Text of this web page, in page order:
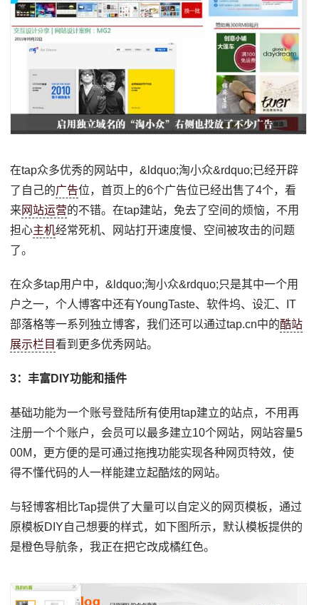
在tap众多优秀的网站中，&ldquo;淘小众&rdquo;已经开辟
了自己的广告位，首页上的6个广告位已经出售了4个，看
来网站运营的不错。在tap建站，免去了空间的烦恼，不用
担心主机经常死机、网站打开速度慢、空间被攻击的问题
了。
在众多tap用户中，&ldquo;淘小众&rdquo;只是其中一个用
户之一，个人博客中还有YoungTaste、软件坞、设汇、IT
部落格等一系列独立博客，我们还可以通过tap.cn中的酷站
展示栏目看到更多优秀网站。
3：丰富DIY功能和插件
基础功能为一个账号登陆所有使用tap建立的站点，不用再
注册一个个账户，会员可以最多建立10个网站，网站容量5
00M，更方便的是可通过拖拽功能实现各种网页特效，使
得不懂代码的人一样能建立起酷炫的网站。
与轻博客相比Tap提供了大量可以自定义的网页模板，通过
原模板DIY自己想要的样式，如下图所示，默认模板提供的
是橙色导航条，我正在把它改成橘红色。